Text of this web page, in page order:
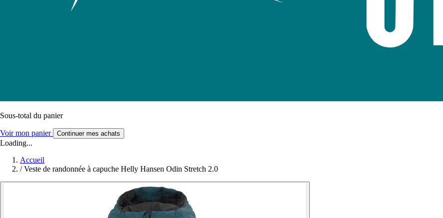
Sous-total du panier
Voir mon panier Continuer mes achats
Loading...
Accueil
/ Veste de randonnée à capuche Helly Hansen Odin Stretch 2.0